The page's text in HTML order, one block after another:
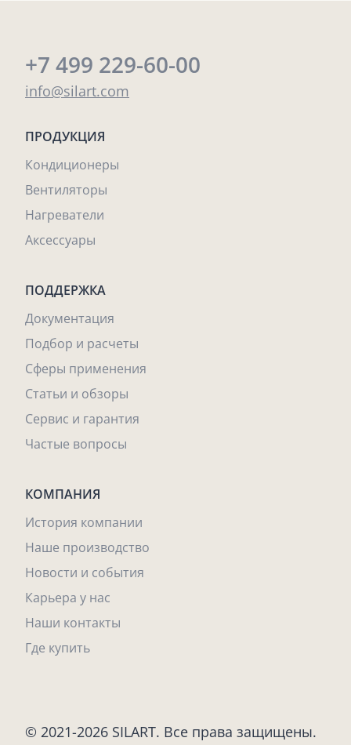
+7 499 229-60-00
info@silart.com
ПРОДУКЦИЯ
Кондиционеры
Вентиляторы
Нагреватели
Аксессуары
ПОДДЕРЖКА
Документация
Подбор и расчеты
Сферы применения
Статьи и обзоры
Сервис и гарантия
Частые вопросы
КОМПАНИЯ
История компании
Наше производство
Новости и события
Карьера у нас
Наши контакты
Где купить
© 2021-2026 SILART. Все права защищены.